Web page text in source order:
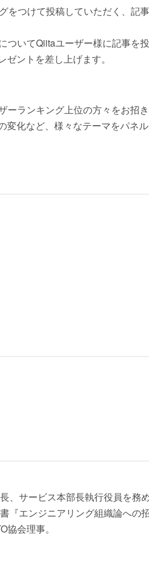
をつけて投稿していただく、記
ついてQiitaユーザー様に記事を
ントを差し上げます。
ーランキング上位の方々をお招
化など、様々なテーマをパネ
サービス本部長執行役員を務め
『エンジニアリング組織論への
会理事。